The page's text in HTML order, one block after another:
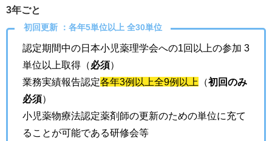
3年ごと
初回更新 ：各年5単位以上 全30単位
認定期間中の日本小児薬理学会への1回以上の参加 3
単位以上取得（必須）
業務実績報告認定各年3例以上全9例以上 （初回のみ
必須）
小児薬物療法認定薬剤師の更新のための単位に充て
ることが可能である研修会等